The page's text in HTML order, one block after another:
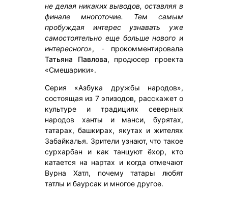
не делая никаких выводов, оставляя в
финале многоточие. Тем самым
пробуждая интерес узнавать уже
самостоятельно еще больше нового и
интересного», - прокомментировала
Татьяна Павлова, продюсер проекта
«Смешарики».
Серия «Азбука дружбы народов»,
состоящая из 7 эпизодов, расскажет о
культуре и традициях северных
народов ханты и манси, бурятах,
татарах, башкирах, якутах и жителях
Забайкалья. Зрители узнают, что такое
сурхарбан и как танцуют ёхор, кто
катается на нартах и когда отмечают
Вурна Хатл, почему татары любят
татлы и баурсак и многое другое.